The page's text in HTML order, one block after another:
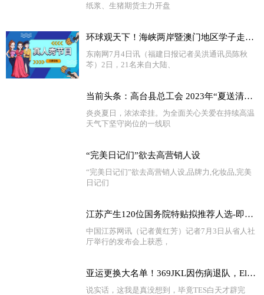
纸浆、生猪期货主力开盘
环球观天下！海峡两岸暨澳门地区学子走进泉州开展暑期实践
东南网7月4日讯（福建日报记者吴洪通讯员陈秋
芩）2日，21名来自大陆、
当前头条：高台县总工会 2023年“夏送清凉慰问季”启动仪式
炎炎夏日，浓浓牵挂。为全面关心关爱在持续高温
天气下坚守岗位的一线职
“完美日记们”欲去高营销人设
“完美日记们”欲去高营销人设,品牌力,化妆品,完美
日记们
江苏产生120位国务院特贴拟推荐人选-即时看
中国江苏网讯（记者黄红芳）记者7月3日从省人社
厅举行的发布会上获悉，
亚运更换大名单！369JKL因伤病退队，Elk和XUN入选 环球快播报
说实话，这我是真没想到，毕竟TES白天才辟完